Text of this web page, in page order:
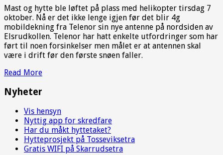
Mast og hytte ble løftet på plass med helikopter tirsdag 7
oktober. Nå er det ikke lenge igjen før det blir 4g
mobildekning fra Telenor sin nye antenne på nordsiden av
Elsrudkollen. Telenor har hatt enkelte utfordringer som har
ført til noen forsinkelser men målet er at antennen skal
være i drift før den første snøen faller.
Read More
Nyheter
Vis hensyn
Nyttig app for skredfare
Har du måkt hyttetaket?
Hytteprosjekt på Tosseviksetra
Gratis WIFI på Skarrudsetra